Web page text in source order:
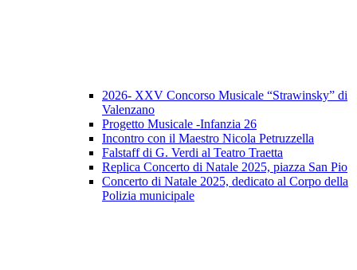
2026- XXV Concorso Musicale “Strawinsky” di
Valenzano
Progetto Musicale -Infanzia 26
Incontro con il Maestro Nicola Petruzzella
Falstaff di G. Verdi al Teatro Traetta
Replica Concerto di Natale 2025, piazza San Pio
Concerto di Natale 2025, dedicato al Corpo della
Polizia municipale